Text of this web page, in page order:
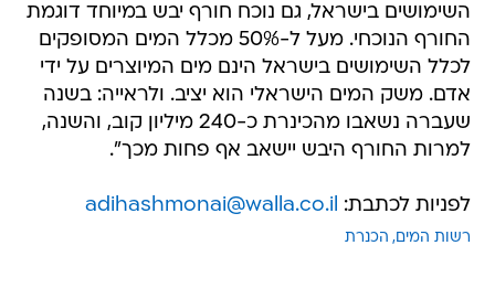
השימושים בישראל, גם נוכח חורף יבש במיוחד דוגמת
החורף הנוכחי. מעל ל-50% מכלל המים המסופקים
לכלל השימושים בישראל הינם מים המיוצרים על ידי
אדם. משק המים הישראלי הוא יציב. ולראייה: בשנה
שעברה נשאבו מהכינרת כ-240 מיליון קוב, והשנה,
למרות החורף היבש יישאב אף פחות מכך".
לפניות לכתבת: adihashmonai@walla.co.il
רשות המים הכנרת